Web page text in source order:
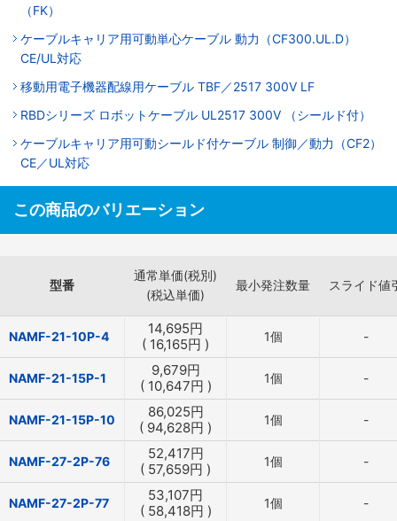
（FK）
ケーブルキャリア用可動単心ケーブル 動力（CF300.UL.D）
CE/UL対応
移動用電子機器配線用ケーブル TBF／2517 300V LF
RBDシリーズ ロボットケーブル UL2517 300V （シールド付）
ケーブルキャリア用可動シールド付ケーブル 制御／動力（CF2）
CE／UL対応
この商品のバリエーション
型番
通常単価(税別)
(税込単価)
最小発注数量 スライド値
NAMF-21-10P-4 14,695円
( 16,165円 ) 1個 -
NAMF-21-15P-1 9,679円
( 10,647円 ) 1個 -
NAMF-21-15P-10 86,025円
( 94,628円 ) 1個 -
NAMF-27-2P-76 52,417円
( 57,659円 ) 1個 -
NAMF-27-2P-77 53,107円
( 58,418円 ) 1個 -